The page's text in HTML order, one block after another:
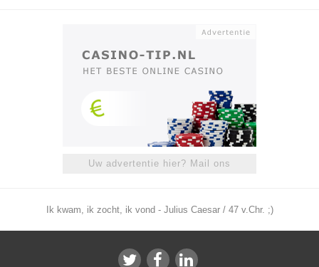
Uw advertentie hier? Mail ons
Ik kwam, ik zocht, ik vond - Julius Caesar / 47 v.Chr. ;)